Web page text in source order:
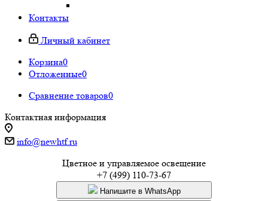
Контакты
Личный кабинет
Корзина0
Отложенные0
Сравнение товаров0
Контактная информация
info@newhtf.ru
Цветное и управляемое освещение
+7 (499) 110-73-67
Напишите в WhatsApp